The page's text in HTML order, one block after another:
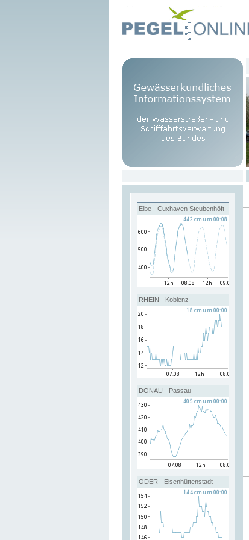
Elbe - Cuxhaven Steubenhöft
RHEIN - Koblenz
DONAU - Passau
ODER - Eisenhüttenstadt